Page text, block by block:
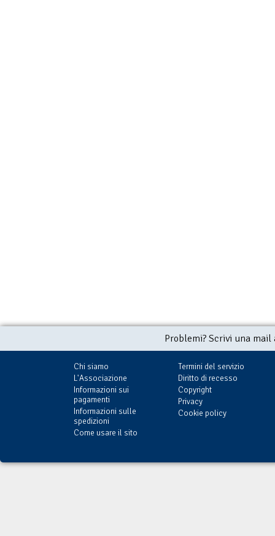
Problemi? Scrivi una
Chi siamo
L'Associazione
Informazioni sui
pagamenti
Informazioni sulle
spedizioni
Come usare il sito
Termini del servizio
Diritto di recesso
Copyright
Privacy
Cookie policy